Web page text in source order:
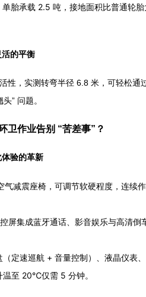
胎承载 2.5 吨，接地面积比普通轮
的平衡
性，实测转弯半径 6.8 米，可轻松
” 问题。
卫作业告别 “苦差事”？
验的革新
气减震座椅，可调节软硬程度，连续
屏集成蓝牙通话、影音娱乐与高清
定速巡航 + 音量控制）、液晶仪
温至 20℃仅需 5 分钟。